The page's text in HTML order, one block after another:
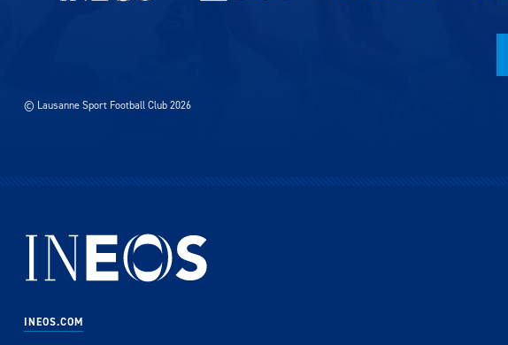
© Lausanne Sport Football Club 2026
INEOS.COM